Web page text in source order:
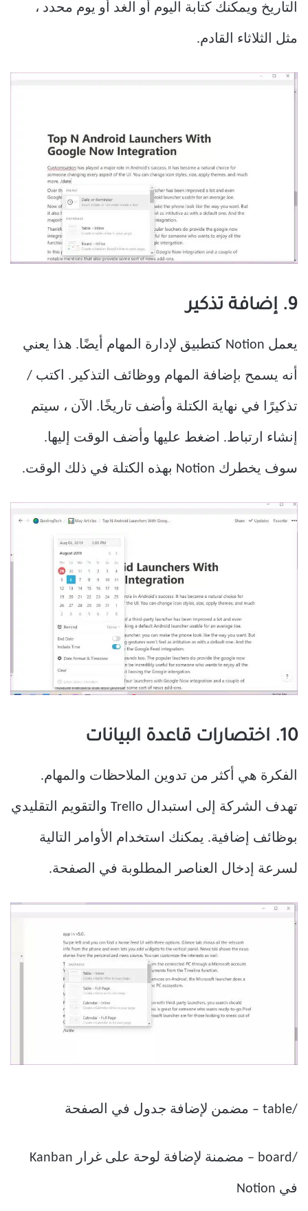
التاريخ ويمكنك كتابة اليوم أو الغد أو يوم محدد ،
مثل الثلاثاء القادم.
9. إضافة تذكير
يعمل Notion كتطبيق لإدارة المهام أيضًا. هذا يعني
أنه يسمح بإضافة المهام ووظائف التذكير. اكتب /
تذكيرًا في نهاية الكتلة وأضف تاريخًا. الآن ، سيتم
إنشاء ارتباط. اضغط عليها وأضف الوقت إليها.
سوف يخطرك Notion بهذه الكتلة في ذلك الوقت.
10. اختصارات قاعدة البيانات
الفكرة هي أكثر من تدوين الملاحظات والمهام.
تهدف الشركة إلى استبدال Trello والتقويم التقليدي
بوظائف إضافية. يمكنك استخدام الأوامر التالية
لسرعة إدخال العناصر المطلوبة في الصفحة.
/table – مضمن لإضافة جدول في الصفحة
/board – مضمنة لإضافة لوحة على غرار Kanban
في Notion